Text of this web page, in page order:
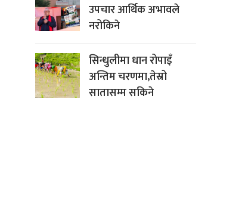
उपचार आर्थिक अभावले
नरोकिने
सिन्धुलीमा धान रोपाइँ
अन्तिम चरणमा,तेस्रो
सातासम्म सकिने